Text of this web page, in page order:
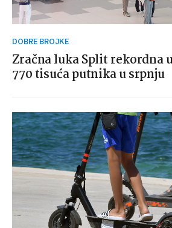
DOBRE BROJKE
Zračna luka Split rekordna
770 tisuća putnika u srpnju